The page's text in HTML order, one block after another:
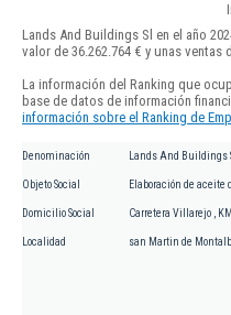
Lands And Buildings Sl en el año
valor de 36.262.764 € y unas ventas
La información del Ranking que
base de datos de información
información sobre el Ranking de
Denominación Lands And Buildings
Objeto Social Elaboración de aceite
Domicilio Social Carretera Villarejo ,
Localidad san Martin de